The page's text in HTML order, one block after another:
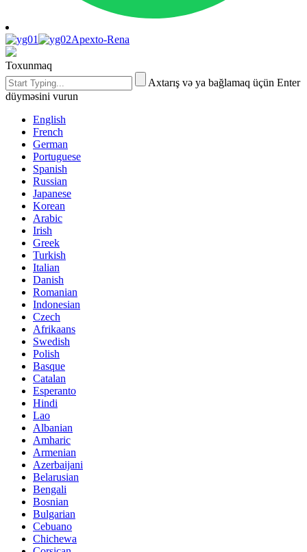
Apexto-Rena
Toxunmaq
Axtarış və ya bağlamaq üçün Enter
düyməsini vurun
English
French
German
Portuguese
Spanish
Russian
Japanese
Korean
Arabic
Irish
Greek
Turkish
Italian
Danish
Romanian
Indonesian
Czech
Afrikaans
Swedish
Polish
Basque
Catalan
Esperanto
Hindi
Lao
Albanian
Amharic
Armenian
Azerbaijani
Belarusian
Bengali
Bosnian
Bulgarian
Cebuano
Chichewa